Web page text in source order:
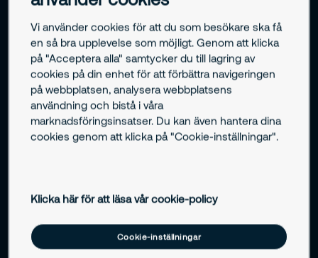
Vi använder cookies för att du som besökare ska få
en så bra upplevelse som möjligt. Genom att klicka
på "Acceptera alla" samtycker du till lagring av
cookies på din enhet för att förbättra navigeringen
på webbplatsen, analysera webbplatsens
användning och bistå i våra
marknadsföringsinsatser. Du kan även hantera dina
cookies genom att klicka på "Cookie-inställningar".
Klicka här för att läsa vår cookie-policy
Cookie-inställningar